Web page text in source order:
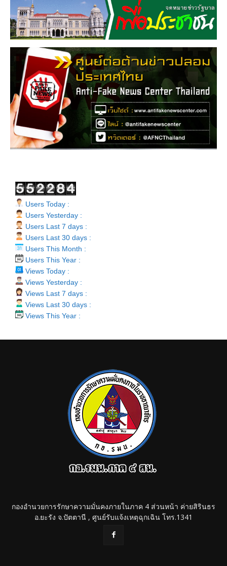
Users Today :
Users Yesterday :
Users Last 7 days :
Users Last 30 days :
Users This Month :
Users This Year :
Views Today :
Views Yesterday :
Views Last 7 days :
Views Last 30 days :
Views This Year :
กองอำนวยการรักษาความมั่นคงภายในภาค 4 ส่วนหน้า ค่ายสิรินธร
อ.ยะรัง จ.ปัตตานี , ศูนย์รับแจ้งเหตุฉุกเฉิน โทร.1341